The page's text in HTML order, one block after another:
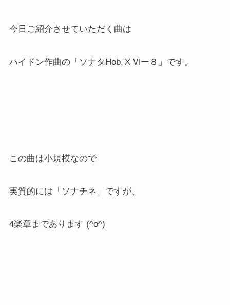
今日ご紹介させていただく曲は
ハイドン作曲の「ソナタHob,ⅩⅥー８」です。
この曲は小規模なので
実質的には「ソナチネ」ですが、
4楽章まであります (^o^)